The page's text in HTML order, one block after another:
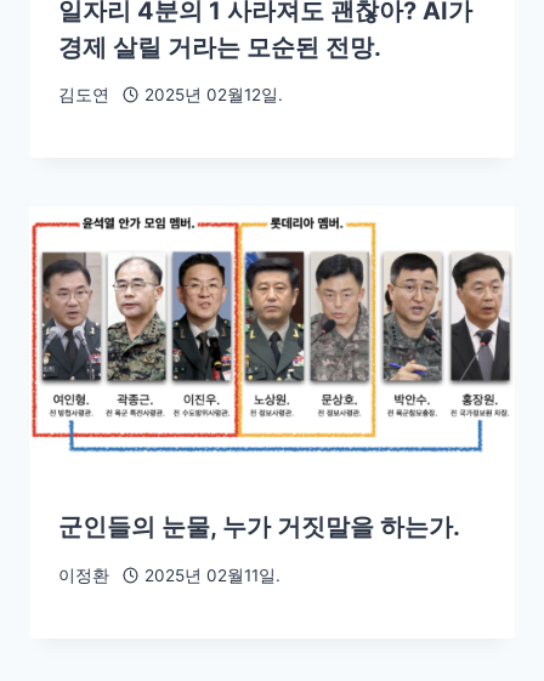
일자리 4분의 1 사라져도 괜찮아? AI가
경제 살릴 거라는 모순된 전망.
김도연 2025년 02월12일.
군인들의 눈물, 누가 거짓말을 하는가.
이정환 2025년 02월11일.